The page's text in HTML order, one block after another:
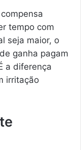
tempo com
seja maior, o
ganha pagam
a diferença
irritação